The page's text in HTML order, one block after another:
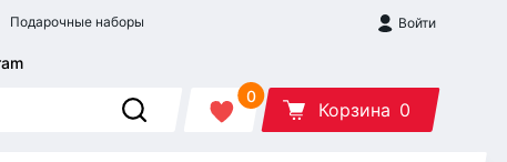
Подарочные наборы Войти
0
Корзина 0